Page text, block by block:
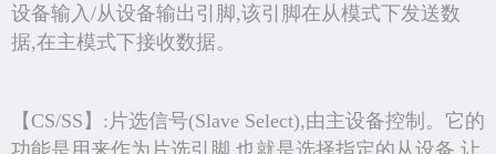
设备输入/从设备输出引脚,该引脚在从模式下发送数
据,在主模式下接收数据。
【CS/SS】:片选信号(Slave Select),由主设备控制。它的
功能是用来作为片选引脚,也就是选择指定的从设备,让